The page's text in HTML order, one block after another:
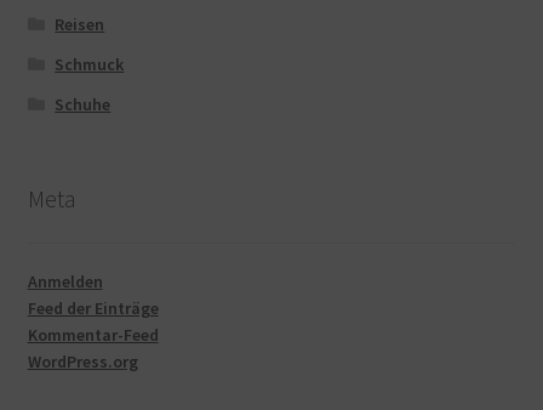
Reisen
Schmuck
Schuhe
Meta
Anmelden
Feed der Einträge
Kommentar-Feed
WordPress.org